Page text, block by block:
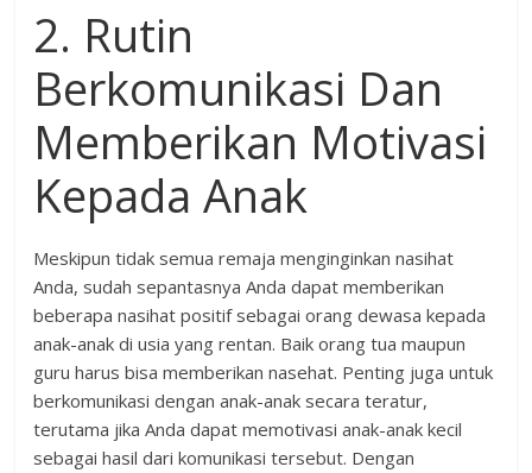
2. Rutin
Berkomunikasi Dan
Memberikan Motivasi
Kepada Anak
Meskipun tidak semua remaja menginginkan nasihat
Anda, sudah sepantasnya Anda dapat memberikan
beberapa nasihat positif sebagai orang dewasa kepada
anak-anak di usia yang rentan. Baik orang tua maupun
guru harus bisa memberikan nasehat. Penting juga untuk
berkomunikasi dengan anak-anak secara teratur,
terutama jika Anda dapat memotivasi anak-anak kecil
sebagai hasil dari komunikasi tersebut. Dengan